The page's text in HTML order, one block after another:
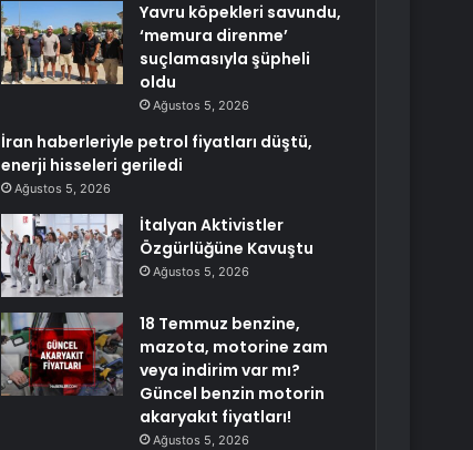
Yavru köpekleri savundu,
‘memura direnme’
suçlamasıyla şüpheli
oldu
Ağustos 5, 2026
İran haberleriyle petrol fiyatları düştü,
enerji hisseleri geriledi
Ağustos 5, 2026
İtalyan Aktivistler
Özgürlüğüne Kavuştu
Ağustos 5, 2026
18 Temmuz benzine,
mazota, motorine zam
veya indirim var mı?
Güncel benzin motorin
akaryakıt fiyatları!
Ağustos 5, 2026